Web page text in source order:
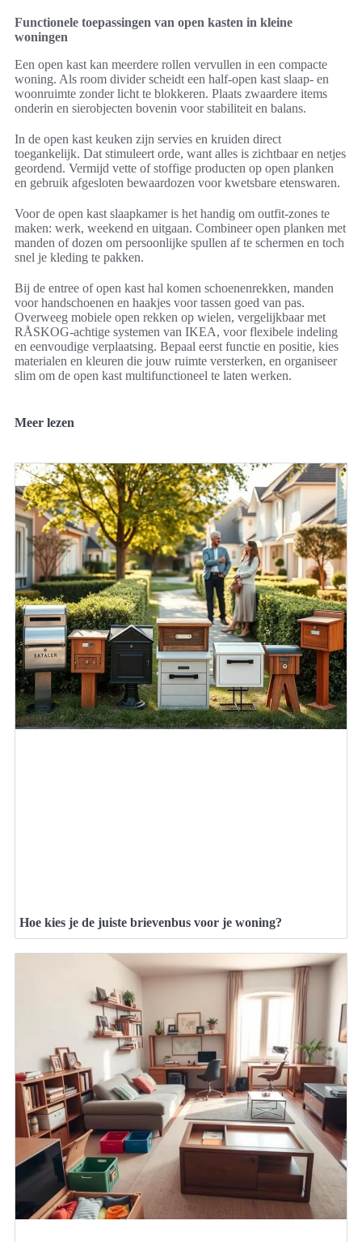
Functionele toepassingen van open kasten in kleine
woningen
Een open kast kan meerdere rollen vervullen in een compacte
woning. Als room divider scheidt een half-open kast slaap- en
woonruimte zonder licht te blokkeren. Plaats zwaardere items
onderin en sierobjecten bovenin voor stabiliteit en balans.
In de open kast keuken zijn servies en kruiden direct
toegankelijk. Dat stimuleert orde, want alles is zichtbaar en netjes
geordend. Vermijd vette of stoffige producten op open planken
en gebruik afgesloten bewaardozen voor kwetsbare etenswaren.
Voor de open kast slaapkamer is het handig om outfit-zones te
maken: werk, weekend en uitgaan. Combineer open planken met
manden of dozen om persoonlijke spullen af te schermen en toch
snel je kleding te pakken.
Bij de entree of open kast hal komen schoenenrekken, manden
voor handschoenen en haakjes voor tassen goed van pas.
Overweeg mobiele open rekken op wielen, vergelijkbaar met
RÅSKOG-achtige systemen van IKEA, voor flexibele indeling
en eenvoudige verplaatsing. Bepaal eerst functie en positie, kies
materialen en kleuren die jouw ruimte versterken, en organiseer
slim om de open kast multifunctioneel te laten werken.
Meer lezen
Hoe kies je de juiste brievenbus voor je woning?